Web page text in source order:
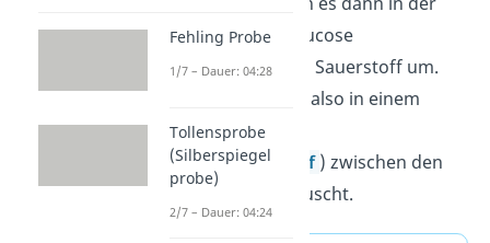
Photosynthesein Glucose
(Traubenzucker) und Sauerstoff um.
Die Verbindung wird also in einem
ständigenKreislauf
Kohlenstoffkreislauf) zwischen den
Erdsphären ausgetauscht.
Fehling Probe
1/7 – Dauer: 04:28
Tollensprobe
(Silberspiegel
probe)
2/7 – Dauer: 04:24